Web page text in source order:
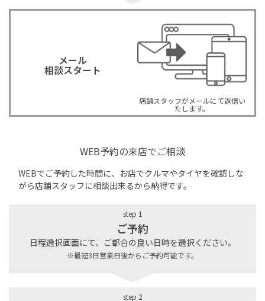
メール
相談スタート
店舗スタッフがメールにて返信い
たします。
WEB予約の来店でご相談
WEBでご予約した時間に、お店でクルマやタイヤを確認しな
がら店舗スタッフに相談出来るから納得です。
step 1
ご予約
日程選択画面にて、ご都合の良い日時を選択ください。
※最短3日営業日後からご予約可能です。
step 2